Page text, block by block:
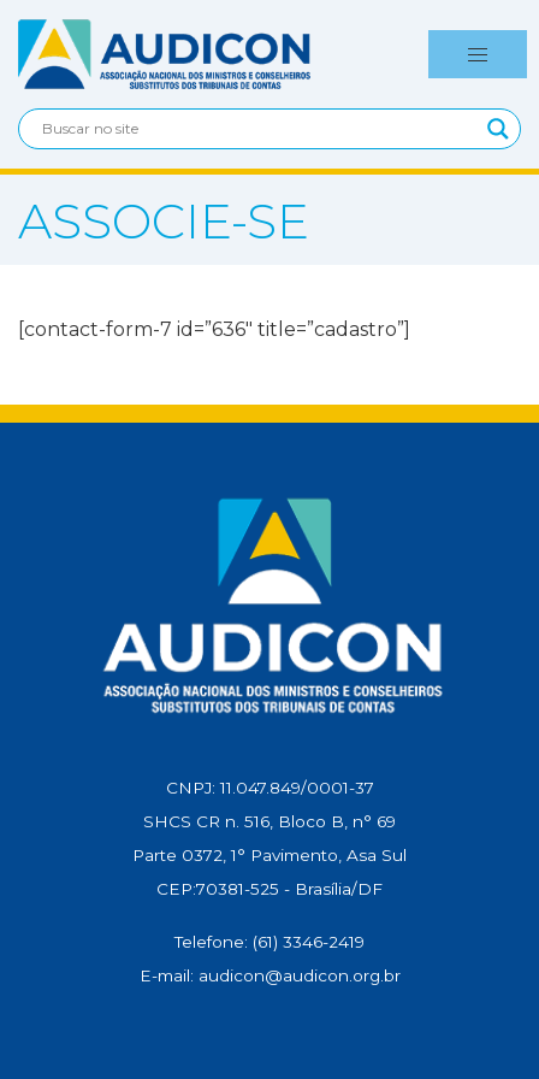
ASSOCIE-SE
[contact-form-7 id=”636″ title=”cadastro”]
CNPJ: 11.047.849/0001-37
SHCS CR n. 516, Bloco B, n° 69
Parte 0372, 1° Pavimento, Asa Sul
CEP:70381-525 - Brasília/DF
Telefone: (61) 3346-2419
E-mail: audicon@audicon.org.br